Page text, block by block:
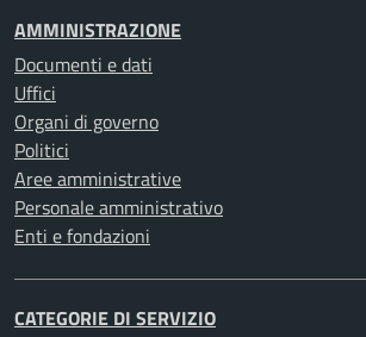
AMMINISTRAZIONE
Documenti e dati
Uffici
Organi di governo
Politici
Aree amministrative
Personale amministrativo
Enti e fondazioni
CATEGORIE DI SERVIZIO